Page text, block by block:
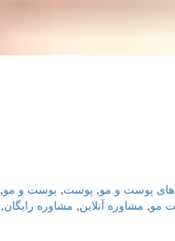
های پوست و مو, پوست, پوست و مو,
مو, مشاوره آنلاین, مشاوره رایگان,